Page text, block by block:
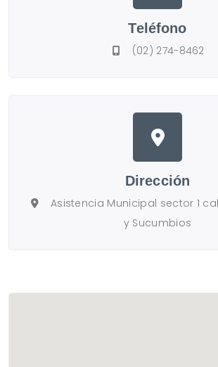
Teléfono
(02) 274-8462
Dirección
Asistencia Municipal sector 1
y Sucumbios